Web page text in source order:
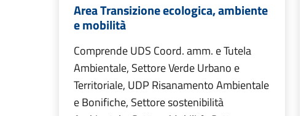
Area Transizione ecologica, ambiente
e mobilità
Comprende UDS Coord. amm. e Tutela
Ambientale, Settore Verde Urbano e
Territoriale, UDP Risanamento Ambientale
e Bonifiche, Settore sostenibilità